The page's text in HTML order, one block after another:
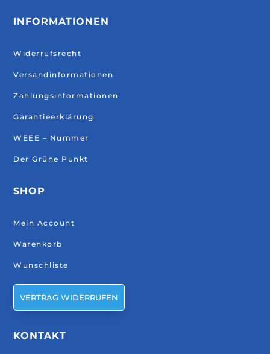
INFORMATIONEN
Widerrufsrecht
Versandinformationen
Zahlungsinformationen
Garantieerklärung
WEEE – Nummer
Der Grüne Punkt
SHOP
Mein Account
Warenkorb
Wunschliste
VERTRAG WIDERRUFEN
KONTAKT